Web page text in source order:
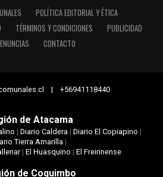
POLÍTICA EDITORIAL Y ÉTICA
TÉRMINOS Y CONDICIONES
PUBLICIDAD
CONTACTO
| +56941118440
de Atacama
| Diario Caldera| Diario El Copiapino |
Tierra Amarilla|
| El Huasquino | El Freirinense
de Coquimbo